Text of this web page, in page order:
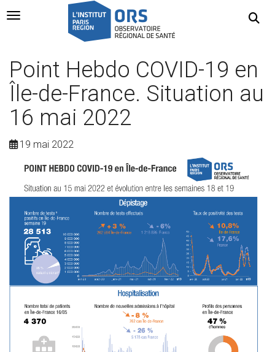
Navigation Toggle
Point Hebdo COVID-19 en
Île-de-France. Situation au
16 mai 2022
19 mai 2022